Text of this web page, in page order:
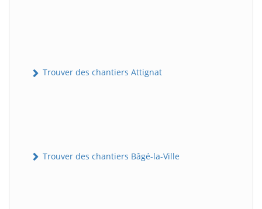
Trouver des chantiers Attignat
Trouver des chantiers Bâgé-la-Ville